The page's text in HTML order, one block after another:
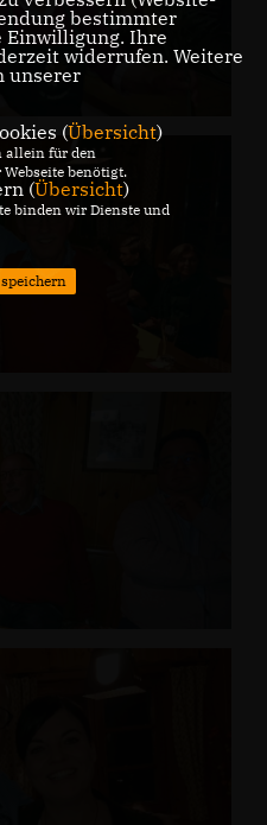
bestimmter
Einwilligung. Ihre
widerrufen. Weitere
unserer
(Übersicht)
allein für den
benötigt.
(Übersicht)
binden wir Dienste und